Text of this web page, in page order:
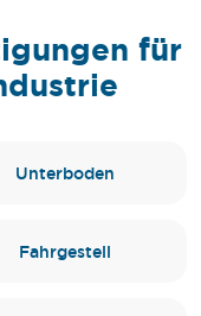
für
Unterboden
Fahrgestell